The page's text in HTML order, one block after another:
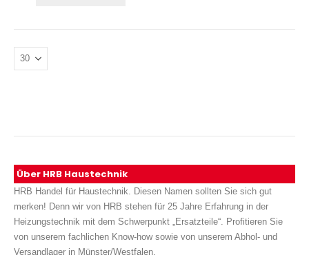
Über HRB Haustechnik
HRB Handel für Haustechnik. Diesen Namen sollten Sie sich gut
merken! Denn wir von HRB stehen für 25 Jahre Erfahrung in der
Heizungstechnik mit dem Schwerpunkt „Ersatzteile“. Profitieren Sie
von unserem fachlichen Know-how sowie von unserem Abhol- und
Versandlager in Münster/Westfalen.